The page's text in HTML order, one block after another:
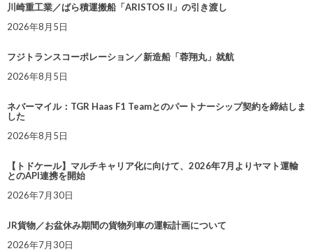
川崎重工業／ばら積運搬船「ARISTOS II」の引き渡し
2026年8月5日
フジトランスコーポレーション／新造船「蓉翔丸」就航
2026年8月5日
ネバーマイル：TGR Haas F1 Teamとのパートナーシップ契約を締結しま
した
2026年8月5日
【トドケール】マルチキャリア化に向けて、2026年7月よりヤマト運輸
とのAPI連携を開始
2026年7月30日
JR貨物／お盆休み期間の貨物列車の運転計画について
2026年7月30日